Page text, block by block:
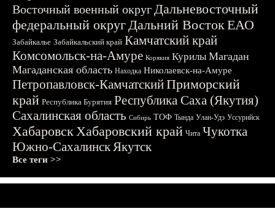
Восточный военный округДальневосточный
федеральный округДальний ВостокЕАО
Забайкалье Забайкальский край Камчатский край
Комсомольск-на-Амуре Корякия Курилы Магадан
Магаданская область Находка Николаевск-на-Амуре
Петропавловск-КамчатскийПриморский
край Республика Бурятия Республика Саха (Якутия)
Сахалинская область Сибирь ТОФ Тында Улан-Удэ Уссурийск
ХабаровскХабаровский край Чита Чукотка
Южно-СахалинскЯкутск
Все теги >>